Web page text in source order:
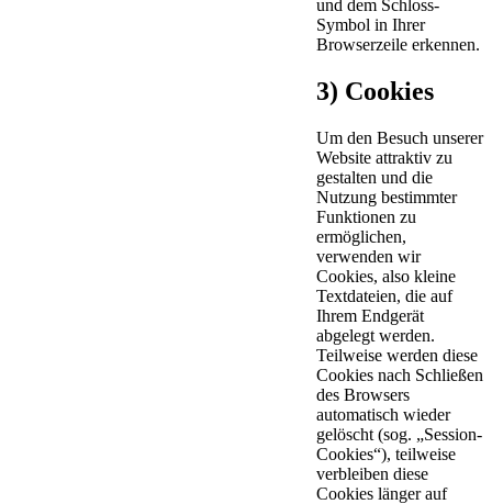
und dem Schloss-
Symbol in Ihrer
Browserzeile erkennen.
3) Cookies
Um den Besuch unserer
Website attraktiv zu
gestalten und die
Nutzung bestimmter
Funktionen zu
ermöglichen,
verwenden wir
Cookies, also kleine
Textdateien, die auf
Ihrem Endgerät
abgelegt werden.
Teilweise werden diese
Cookies nach Schließen
des Browsers
automatisch wieder
gelöscht (sog. „Session-
Cookies“), teilweise
verbleiben diese
Cookies länger auf